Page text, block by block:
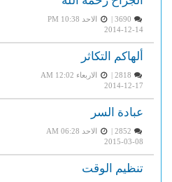
الاحد PM 10:38
2014-12-14
ألهاكم التكاثر
الاربعاء AM 12:02
2014-12-17
عبادة السر
الاحد AM 06:28
2015-03-08
تنظيم الوقت